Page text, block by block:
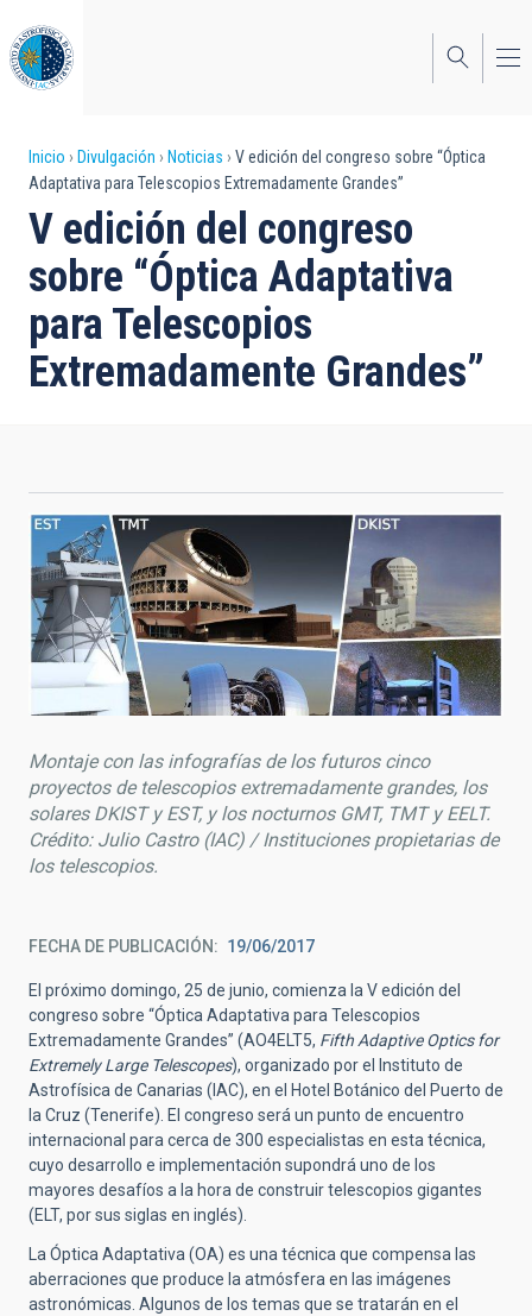
al
contenido
principal
Sobrescribir
enlaces
de
ayuda
a
la
Inicio Divulgación Noticias
V edición del congreso sobre “Óptica
Adaptativa para Telescopios Extremadamente Grandes”
V edición del congreso
sobre “Óptica Adaptativa
para Telescopios
Extremadamente Grandes”
Montaje con las infografías de los futuros cinco
proyectos de telescopios extremadamente grandes, los
solares DKIST y EST, y los nocturnos GMT, TMT y EELT.
Crédito: Julio Castro (IAC) / Instituciones propietarias de
los telescopios.
FECHA DE PUBLICACIÓN 19/06/2017
El próximo domingo, 25 de junio, comienza la V edición del
congreso sobre “Óptica Adaptativa para Telescopios
Extremadamente Grandes” (AO4ELT5, Fifth Adaptive Optics for
Extremely Large Telescopes), organizado por el Instituto de
Astrofísica de Canarias (IAC), en el Hotel Botánico del Puerto de
la Cruz (Tenerife). El congreso será un punto de encuentro
internacional para cerca de 300 especialistas en esta técnica,
cuyo desarrollo e implementación supondrá uno de los
mayores desafíos a la hora de construir telescopios gigantes
(ELT, por sus siglas en inglés).
La Óptica Adaptativa (OA) es una técnica que compensa las
aberraciones que produce la atmósfera en las imágenes
astronómicas. Algunos de los temas que se tratarán en el